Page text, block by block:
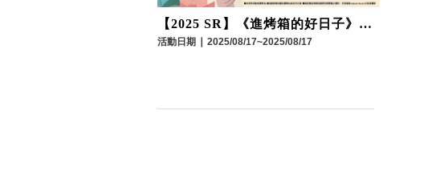
【2025 SR】《進烤箱的好日子》暨
《不吠》《小碎肉末》新書分享會
活動日期 2025/08/17~2025/08/17